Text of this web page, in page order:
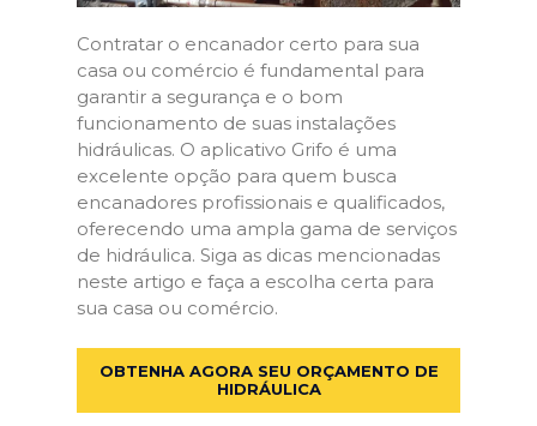
Contratar o encanador certo para sua
casa ou comércio é fundamental para
garantir a segurança e o bom
funcionamento de suas instalações
hidráulicas. O aplicativo Grifo é uma
excelente opção para quem busca
encanadores profissionais e qualificados,
oferecendo uma ampla gama de serviços
de hidráulica. Siga as dicas mencionadas
neste artigo e faça a escolha certa para
sua casa ou comércio.
OBTENHA AGORA SEU ORÇAMENTO DE
HIDRÁULICA